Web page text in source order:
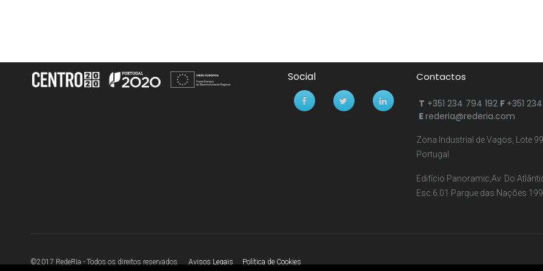
Social
T +351 234 794 192 F +351
E rederia@rederia.com
Zona Industrial de Vagos, Lote
Portugal
Edifício Panoramic,Av. Do
Esc.6.01 Parque das Nações
©2017 RedeRia - Todos os direitos reservados Avisos Legais Política de Cookies